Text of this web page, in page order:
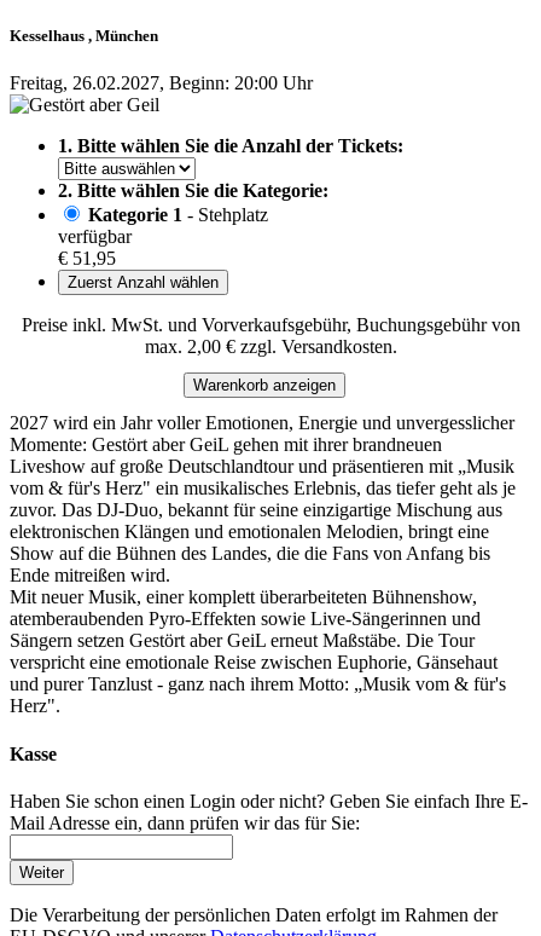
Kesselhaus , München
Freitag, 26.02.2027, Beginn: 20:00 Uhr
1. Bitte wählen Sie die Anzahl der Tickets:
2. Bitte wählen Sie die Kategorie:
Kategorie 1 - Stehplatz
verfügbar
€ 51,95
Zuerst Anzahl wählen
Preise inkl. MwSt. und Vorverkaufsgebühr, Buchungsgebühr von
max. 2,00 € zzgl. Versandkosten.
Warenkorb anzeigen
2027 wird ein Jahr voller Emotionen, Energie und unvergesslicher
Momente: Gestört aber GeiL gehen mit ihrer brandneuen
Liveshow auf große Deutschlandtour und präsentieren mit „Musik
vom & für's Herz" ein musikalisches Erlebnis, das tiefer geht als je
zuvor. Das DJ-Duo, bekannt für seine einzigartige Mischung aus
elektronischen Klängen und emotionalen Melodien, bringt eine
Show auf die Bühnen des Landes, die die Fans von Anfang bis
Ende mitreißen wird.
Mit neuer Musik, einer komplett überarbeiteten Bühnenshow,
atemberaubenden Pyro-Effekten sowie Live-Sängerinnen und
Sängern setzen Gestört aber GeiL erneut Maßstäbe. Die Tour
verspricht eine emotionale Reise zwischen Euphorie, Gänsehaut
und purer Tanzlust - ganz nach ihrem Motto: „Musik vom & für's
Herz".
Kasse
Haben Sie schon einen Login oder nicht? Geben Sie einfach Ihre E-
Mail Adresse ein, dann prüfen wir das für Sie:
Weiter
Die Verarbeitung der persönlichen Daten erfolgt im Rahmen der